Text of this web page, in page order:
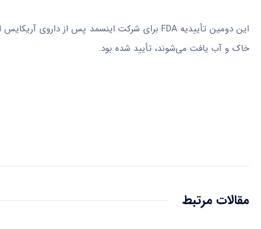
خاک و آب یافت می‌شوند، تأیید شده بود.
مقالات مرتبط